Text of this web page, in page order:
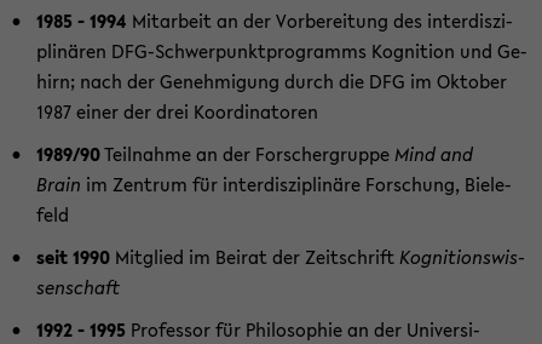
1985 - 1994 Mit­ar­beit an der Vor­be­rei­tung des in­ter­dis­zi­
pli­nä­ren DFG-​Schwerpunktprogramms Ko­gni­ti­on und Ge­
hirn; nach der Ge­neh­mi­gung durch die DFG im Ok­to­ber
1987 einer der drei Ko­or­di­na­to­ren
1989/90Teil­nah­me an der For­scher­grup­peMind and
Brain im Zen­trum für in­ter­dis­zi­pli­nä­re For­schung, Bie­le­
feld
seit 1990 Mit­glied im Bei­rat der Zeit­schriftKo­gni­ti­ons­wis­
sen­schaft
1992 - 1995 Pro­fes­sor für Phi­lo­so­phie an der Uni­ver­si­